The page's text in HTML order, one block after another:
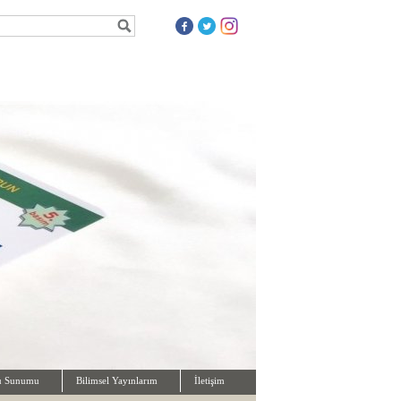
Sunumu Bilimsel Yayınlarım İletişim